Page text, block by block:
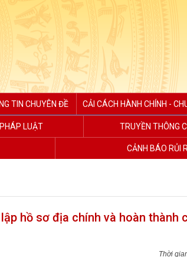
TIN CHUYÊN ĐỀ CẢI CÁCH HÀNH CHÍNH -
LUẬT TRUYỀN THÔNG
CẢNH BÁO RỦI
hồ sơ địa chính và hoàn thành